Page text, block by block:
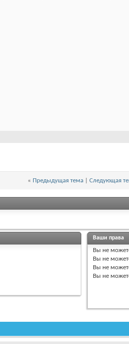
« Предыдущая тема Следующая
Ваши права
Вы не
Вы не
Вы не
Вы не